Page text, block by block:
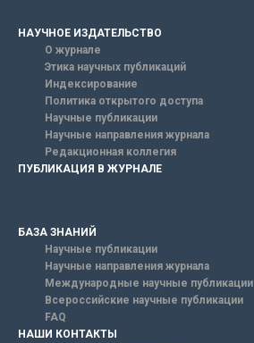
НАУЧНОЕ ИЗДАТЕЛЬСТВО
О журнале
Этика научных публикаций
Индексирование
Политика открытого доступа
Научные публикации
Научные направления журнала
Редакционная коллегия
ПУБЛИКАЦИЯ В ЖУРНАЛЕ
БАЗА ЗНАНИЙ
Научные публикации
Научные направления журнала
Международные научные публикации
Всероссийские научные публикации
FAQ
НАШИ КОНТАКТЫ